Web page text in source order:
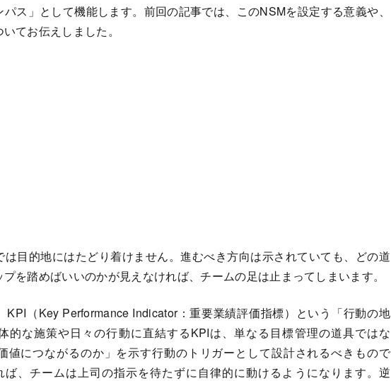
ス」として機能します。前回の記事では、このNSMを設定する意義や、
てお伝えしました。
目的地にはたどり着けません。進むべき方向は示されていても、どの道
を踏めばいいのかが見えなければ、チームの足は止まってしまいます。
（Key Performance Indicator：重要業績評価指標）という「行動の地
的な施策や日々の行動に直結するKPIは、単なる目標管理の道具ではな
値につながるのか」を示す行動のトリガーとして設計されるべきもので
、チームは上司の指示を待たずに自律的に動けるようになります。逆